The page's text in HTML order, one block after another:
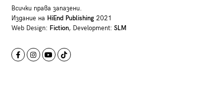
Всички права запазени.
Издание на HiEnd Publishing2021
Web Design: Fiction, Development: SLM